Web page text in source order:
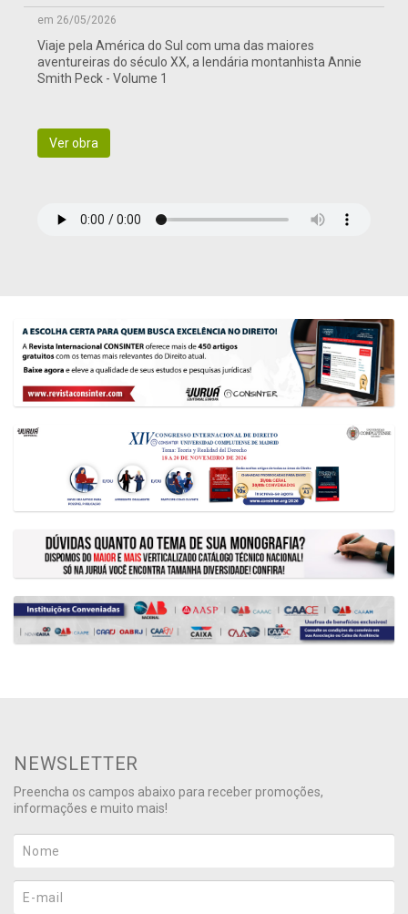
em 26/05/2026
Viaje pela América do Sul com uma das maiores
aventureiras do século XX, a lendária montanhista Annie
Smith Peck - Volume 1
Ver obra
NEWSLETTER
Preencha os campos abaixo para receber promoções,
informações e muito mais!